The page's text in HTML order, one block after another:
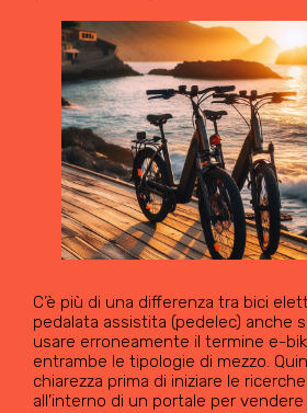
C’è più di una differenza tra bici
pedalata assistita (pedelec) anche
usare erroneamente il termine e-
entrambe le tipologie di mezzo.
chiarezza prima di iniziare le
all’interno di un portale per